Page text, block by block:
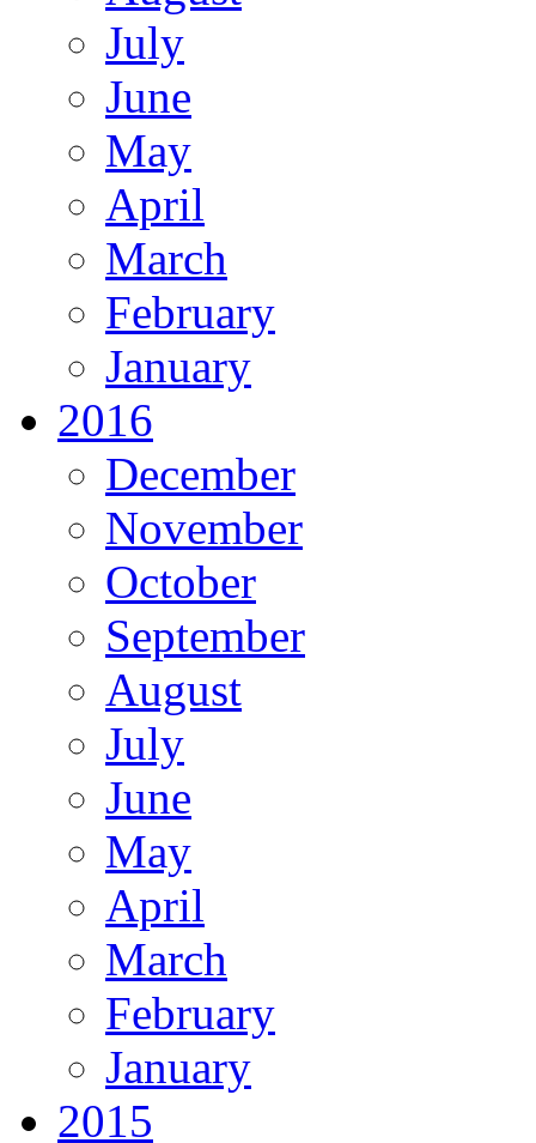
July
June
May
April
March
February
January
2016
December
November
October
September
August
July
June
May
April
March
February
January
2015